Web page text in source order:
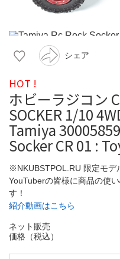
シェア
HOT !
ホビーラジコン
SOCKER 1/10
Tamiya
Socker CR 01 :
※NKUBSTPOL.RU 限定モデ
YouTuberの皆様に商品の使
す！
紹介動画はこちら
ネット販売
価格（税込）